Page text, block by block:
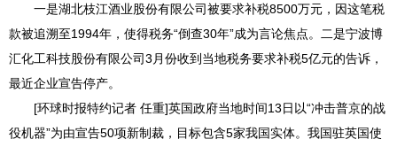
图
一是湖北枝江酒业股份有限公司被要求补税8500万元，因这笔税
款被追溯至1994年，使得税务“倒查30年”成为言论焦点。二是宁波博
汇化工科技股份有限公司3月份收到当地税务要求补税5亿元的告诉，
最近企业宣告停产。
[环球时报特约记者 任重]英国政府当地时间13日以“冲击普京的战
役机器”为由宣告50项新制裁，目标包含5家我国实体。我国驻英国使